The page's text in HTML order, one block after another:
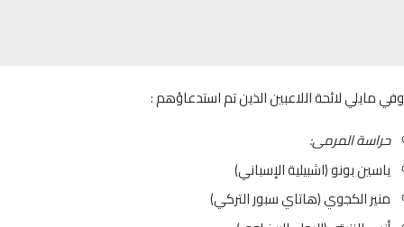
لائحة اللاعبين الذين تم استدعاؤهم :
المرمى:
بونو (اشبيلية الإسباني)
الكجوي (هاتاي سبور التركي)